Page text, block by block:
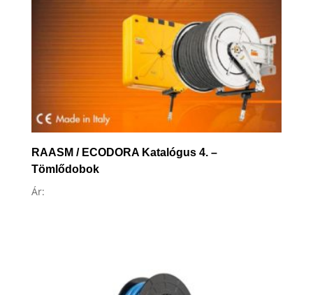
RAASM / ECODORA Katalógus 4. –
Tömlődobok
Ár: